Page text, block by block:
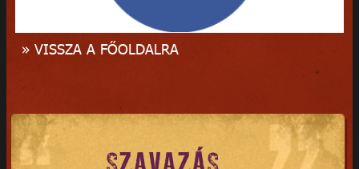
» VISSZA A FŐOLDALRA